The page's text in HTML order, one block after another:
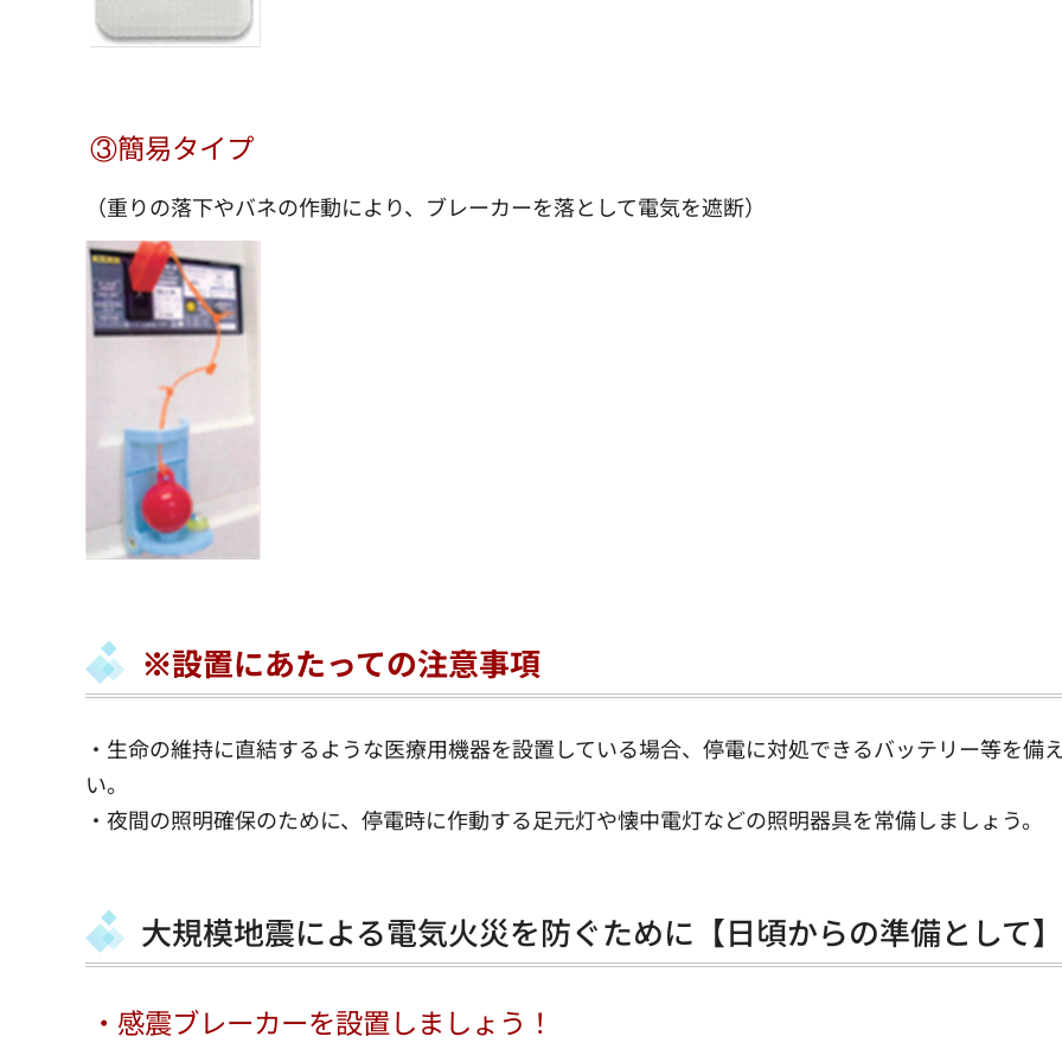
③簡易タイプ
（重りの落下やバネの作動により、ブレーカーを落として電気を遮断）
※設置にあたっての注意事項
・生命の維持に直結するような医療用機器を設置している場合、停電に対処できるバッテリー等を備
い。
・夜間の照明確保のために、停電時に作動する足元灯や懐中電灯などの照明器具を常備しましょう。
大規模地震による電気火災を防ぐために【日頃からの準備として】
・感震ブレーカーを設置しましょう！